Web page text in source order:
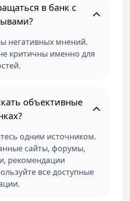
в банк с
негативных мнений.
критичны именно для
объективные
одним источником.
сайты, форумы,
рекомендации
все доступные